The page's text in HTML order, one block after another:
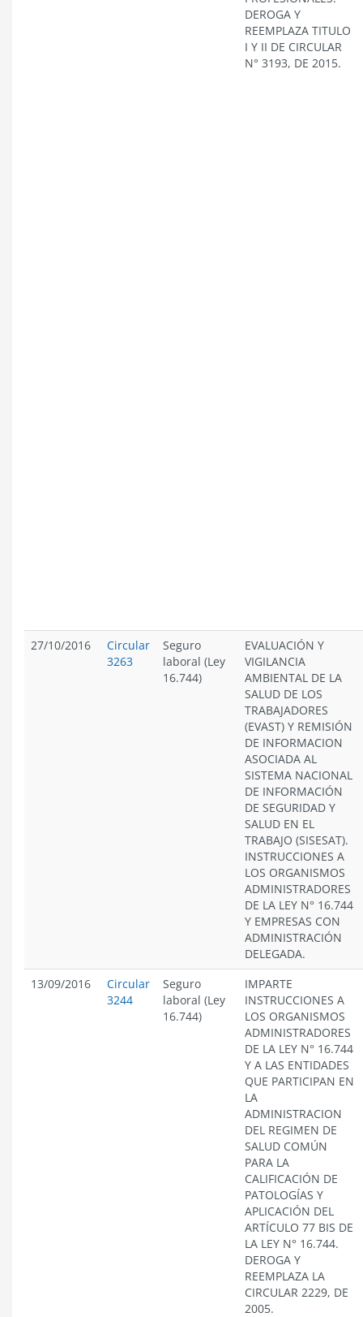
DEROGA Y
REEMPLAZA TITULO
I Y II DE CIRCULAR
N° 3193, DE 2015.
27/10/2016
Circular
3263
Seguro
laboral (Ley
16.744)
EVALUACIÓN Y
VIGILANCIA
AMBIENTAL DE LA
SALUD DE LOS
TRABAJADORES
(EVAST) Y REMISIÓN
DE INFORMACION
ASOCIADA AL
SISTEMA NACIONAL
DE INFORMACIÓN
DE SEGURIDAD Y
SALUD EN EL
TRABAJO (SISESAT).
INSTRUCCIONES A
LOS ORGANISMOS
ADMINISTRADORES
DE LA LEY N° 16.744
Y EMPRESAS CON
ADMINISTRACIÓN
DELEGADA.
13/09/2016
Circular
3244
Seguro
laboral (Ley
16.744)
IMPARTE
INSTRUCCIONES A
LOS ORGANISMOS
ADMINISTRADORES
DE LA LEY N° 16.744
Y A LAS ENTIDADES
QUE PARTICIPAN EN
LA
ADMINISTRACION
DEL REGIMEN DE
SALUD COMÚN
PARA LA
CALIFICACIÓN DE
PATOLOGÍAS Y
APLICACIÓN DEL
ARTÍCULO 77 BIS DE
LA LEY N° 16.744.
DEROGA Y
REEMPLAZA LA
CIRCULAR 2229, DE
2005.